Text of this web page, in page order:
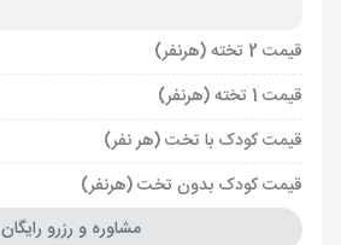
قیمت 2 تخته (هرنفر)
قیمت 1 تخته (هرنفر)
قیمت کودک با تخت (هر نفر)
قیمت کودک بدون تخت (هرنفر)
مشاوره و رزرو رایگان